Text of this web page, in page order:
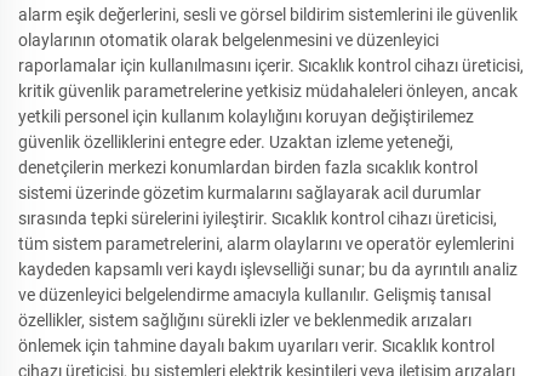
alarm eşik değerlerini, sesli ve görsel bildirim sistemlerini ile güvenlik
olaylarının otomatik olarak belgelenmesini ve düzenleyici
raporlamalar için kullanılmasını içerir. Sıcaklık kontrol cihazı üreticisi,
kritik güvenlik parametrelerine yetkisiz müdahaleleri önleyen, ancak
yetkili personel için kullanım kolaylığını koruyan değiştirilemez
güvenlik özelliklerini entegre eder. Uzaktan izleme yeteneği,
denetçilerin merkezi konumlardan birden fazla sıcaklık kontrol
sistemi üzerinde gözetim kurmalarını sağlayarak acil durumlar
sırasında tepki sürelerini iyileştirir. Sıcaklık kontrol cihazı üreticisi,
tüm sistem parametrelerini, alarm olaylarını ve operatör eylemlerini
kaydeden kapsamlı veri kaydı işlevselliği sunar; bu da ayrıntılı analiz
ve düzenleyici belgelendirme amacıyla kullanılır. Gelişmiş tanısal
özellikler, sistem sağlığını sürekli izler ve beklenmedik arızaları
önlemek için tahmine dayalı bakım uyarıları verir. Sıcaklık kontrol
cihazı üreticisi, bu sistemleri elektrik kesintileri veya iletişim arızaları